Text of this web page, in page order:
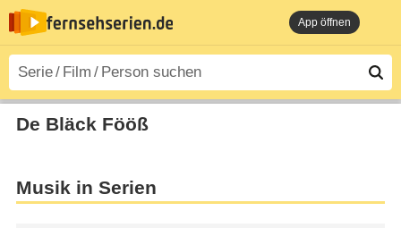
App öffnen
De Bläck Fööß
Musik in Serien